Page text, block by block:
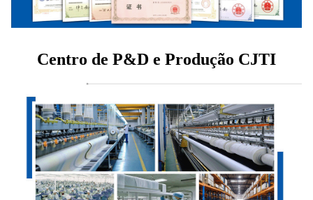
Centro de P&D e Produção CJTI